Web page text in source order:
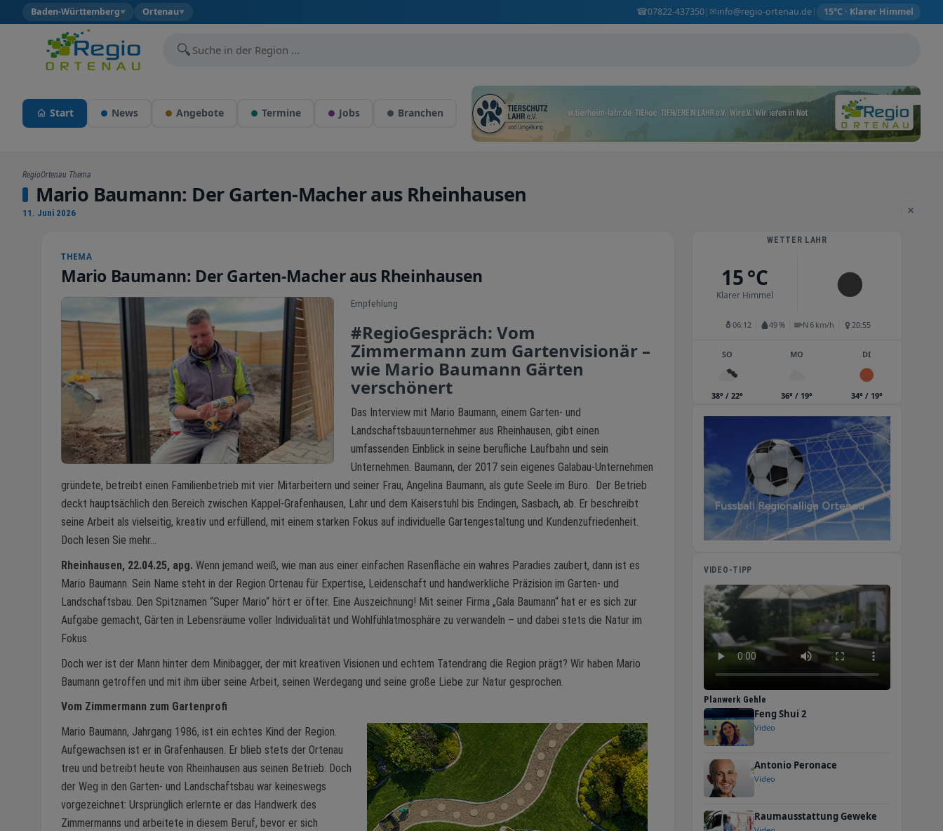
Baden-Württemberg▼ Ortenau▼ ☎07822-437350| ✉info@regio-ortenau.de| 15°C · Klarer Himmel
🔍
Start News Angebote Termine Jobs Branchen
RegioOrtenau Thema
Mario Baumann: Der Garten-Macher aus Rheinhausen
11. Juni 2026 ×
THEMA
Mario Baumann: Der Garten-Macher aus Rheinhausen
Empfehlung
#RegioGespräch: Vom
Zimmermann zum Gartenvisionär –
wie Mario Baumann Gärten
verschönert
Das Interview mit Mario Baumann, einem Garten- und
Landschaftsbauunternehmer aus Rheinhausen, gibt einen
umfassenden Einblick in seine berufliche Laufbahn und sein
Unternehmen. Baumann, der 2017 sein eigenes Galabau-Unternehmen
gründete, betreibt einen Familienbetrieb mit vier Mitarbeitern und seiner Frau, Angelina Baumann, als gute Seele im Büro. Der Betrieb
deckt hauptsächlich den Bereich zwischen Kappel-Grafenhausen, Lahr und dem Kaiserstuhl bis Endingen, Sasbach, ab. Er beschreibt
seine Arbeit als vielseitig, kreativ und erfüllend, mit einem starken Fokus auf individuelle Gartengestaltung und Kundenzufriedenheit.
Doch lesen Sie mehr…
Rheinhausen, 22.04.25, apg. Wenn jemand weiß, wie man aus einer einfachen Rasenfläche ein wahres Paradies zaubert, dann ist es
Mario Baumann. Sein Name steht in der Region Ortenau für Expertise, Leidenschaft und handwerkliche Präzision im Garten- und
Landschaftsbau. Den Spitznamen “Super Mario“ hört er öfter. Eine Auszeichnung! Mit seiner Firma „Gala Baumann“ hat er es sich zur
Aufgabe gemacht, Gärten in Lebensräume voller Individualität und Wohlfühlatmosphäre zu verwandeln – und dabei stets die Natur im
Fokus.
Doch wer ist der Mann hinter dem Minibagger, der mit kreativen Visionen und echtem Tatendrang die Region prägt? Wir haben Mario
Baumann getroffen und mit ihm über seine Arbeit, seinen Werdegang und seine große Liebe zur Natur gesprochen.
Vom Zimmermann zum Gartenprofi
Mario Baumann, Jahrgang 1986, ist ein echtes Kind der Region.
Aufgewachsen ist er in Grafenhausen. Er blieb stets der Ortenau
treu und betreibt heute von Rheinhausen aus seinen Betrieb. Doch
der Weg in den Garten- und Landschaftsbau war keineswegs
vorgezeichnet: Ursprünglich erlernte er das Handwerk des
Zimmermanns und arbeitete in diesem Beruf, bevor er sich
WETTER LAHR
15 °C
Klarer Himmel
06:12 49 % N 6 km/h 20:55
SO
38° / 22°
MO
36° / 19°
DI
34° / 19°
VIDEO-TIPP
Planwerk Gehle
Feng Shui 2
Video
Antonio Peronace
Video
Raumausstattung Geweke